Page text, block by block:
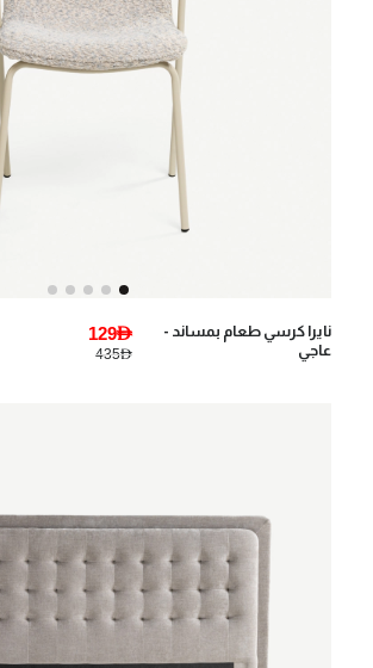
نايرا كرسي طعام بمساند -
عاجي
129AED
435AED